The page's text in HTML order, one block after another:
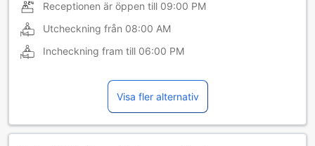
Receptionen är öppen till 09:00 PM
Utcheckning från 08:00 AM
Incheckning fram till 06:00 PM
Visa fler alternativ